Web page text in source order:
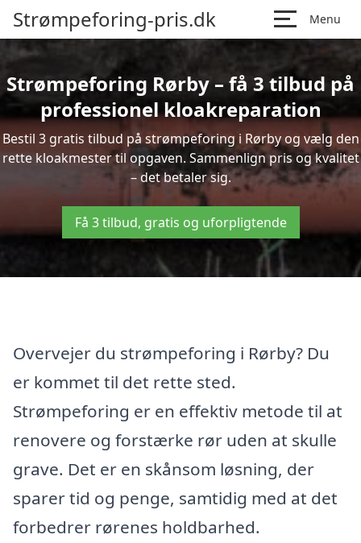
Strømpeforing-pris.dk Menu
Strømpeforing Rørby – få 3 tilbud på
professionel kloakreparation
Bestil 3 gratis tilbud på strømpeforing i Rørby og vælg den
rette kloakmester til opgaven. Sammenlign pris og kvalitet
– det betaler sig.
Få 3 tilbud, gratis og uforpligtende
Overvejer du strømpeforing i Rørby? Du
er kommet til det rette sted.
Strømpeforing er en effektiv metode til at
renovere og forstærke rør uden at skulle
grave. Det er en skånsom løsning, der
sparer tid og penge, samtidig med at det
forbedrer rørenes holdbarhed.